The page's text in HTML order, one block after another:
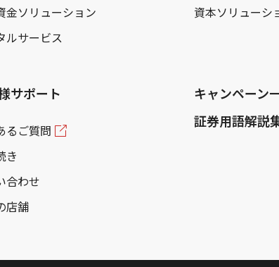
金ソリューション
資本ソリューシ
ルサービス
サポート
るご質問
き
合わせ
店舗
キャンペーン
証券用語解説